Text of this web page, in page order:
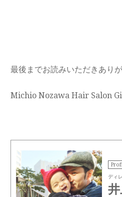
最後までお読みいただきあり
Michio Nozawa Hair Salon
ディ